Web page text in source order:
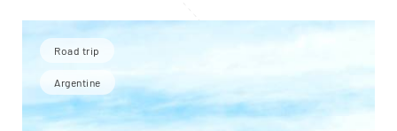
Road trip
Argentine